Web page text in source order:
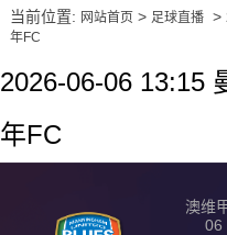
当前位置: 网站首页> 足球直播>
年FC
2026-06-06 13:15
年FC
澳维
06